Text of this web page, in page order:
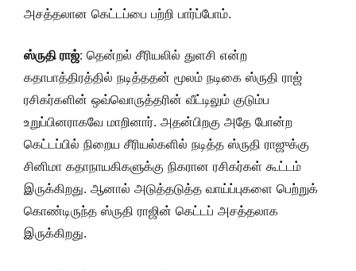
அசத்தலான கெட்டப்பை பற்றி பார்ப்போம்.
ஸ்ருதி ராஜ்: தென்றல் சீரியலில் துளசி என்ற
கதாபாத்திரத்தில் நடித்ததன் மூலம் நடிகை ஸ்ருதி ராஜ்
ரசிகர்களின் ஒவ்வொருத்தரின் வீட்டிலும் குடும்ப
உறுப்பினராகவே மாறினார். அதன்பிறகு அதே போன்ற
கெட்டப்பில் நிறைய சீரியல்களில் நடித்த ஸ்ருதி ராஜுக்கு
சினிமா கதாநாயகிகளுக்கு நிகரான ரசிகர்கள் கூட்டம்
இருக்கிறது. ஆனால் அடுத்தடுத்த வாய்ப்புகளை பெற்றுக்
கொண்டிருந்த ஸ்ருதி ராஜின் கெட்டப் அசத்தலாக
இருக்கிறது.